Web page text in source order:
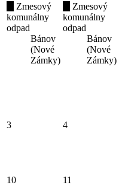
Zmesový
komunálny
odpad
Bánov
(Nové
Zámky)
Zmesový
komunálny
odpad
Bánov
(Nové
Zámky)
3 4
10
11